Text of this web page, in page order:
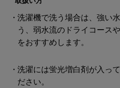
洗濯機で洗う場合は、強い
う、弱水流のドライコース
をおすすめします。
洗濯には蛍光増白剤が入っ
ださい。